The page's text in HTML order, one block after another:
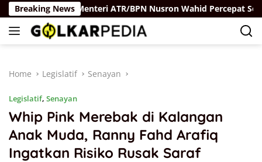
Skip
to
content
Breaking NewsMenteri ATR/BPN Nusron Wahid Percepat
Home Legislatif Senayan
Legislatif, Senayan
Whip Pink Merebak di Kalangan
Anak Muda, Ranny Fahd Arafiq
Ingatkan Risiko Rusak Saraf